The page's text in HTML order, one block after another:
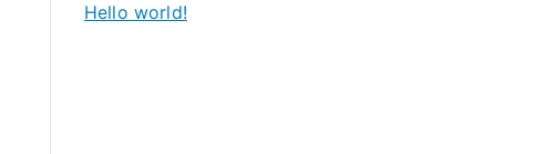
Hello world!